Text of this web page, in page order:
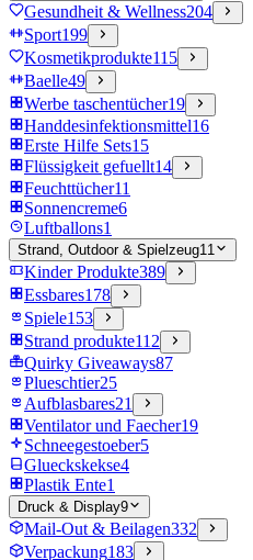
Gesundheit & Wellness204
Sport199
Kosmetikprodukte115
Baelle49
Werbe taschentücher19
Handdesinfektionsmittel16
Erste Hilfe Sets15
Flüssigkeit gefuellt14
Feuchttücher11
Sonnencreme6
Luftballons1
Strand, Outdoor & Spielzeug11
Kinder Produkte389
Essbares178
Spiele153
Strand produkte112
Quirky Giveaways87
Plueschtier25
Aufblasbares21
Ventilator und Faecher19
Schneegestoeber5
Glueckskekse4
Plastik Ente1
Druck & Display9
Mail-Out & Beilagen332
Verpackung183